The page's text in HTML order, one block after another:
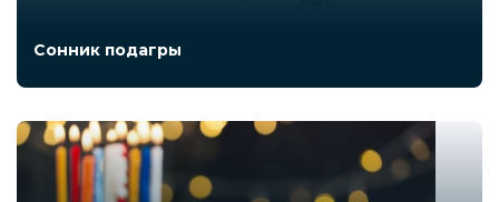
Сонник подагры